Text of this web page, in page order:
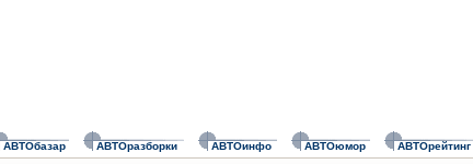
АВТОбазар АВТОразборки АВТОинфо АВТОюмор АВТОрейтинг